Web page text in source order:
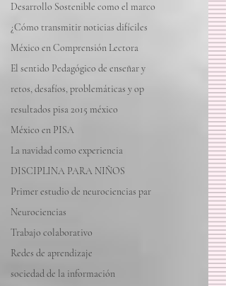
Desarrollo Sostenible como el marco
¿Cómo transmitir noticias difíciles
México en Comprensión Lectora
El sentido Pedagógico de enseñar y
retos, desafíos, problemáticas y op
resultados pisa 2015 méxico
México en PISA
La navidad como experiencia
DISCIPLINA PARA NIÑOS
Primer estudio de neurociencias par
Neurociencias
Trabajo colaborativo
Redes de aprendizaje
sociedad de la información